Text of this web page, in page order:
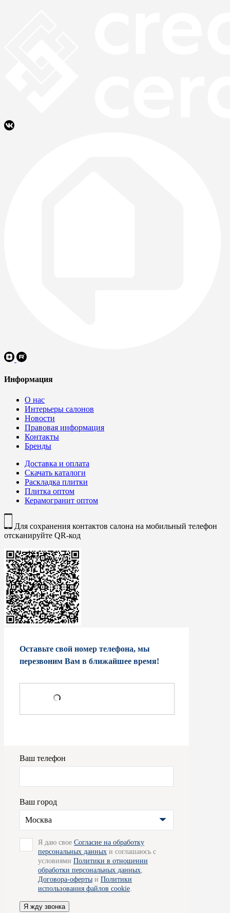
Информация
О нас
Интерьеры салонов
Новости
Правовая информация
Контакты
Бренды
Доставка и оплата
Скачать каталоги
Раскладка плитки
Плитка оптом
Керамогранит оптом
Для сохранения контактов салона на мобильный телефон
отсканируйте QR-код
Оставьте свой номер телефона, мы
перезвоним Вам в ближайшее время!
Ваш телефон
Ваш город
Москва
Я даю свое Согласие на обработку
персональных данных и соглашаюсь с
условиями Политики в отношении
обработки персональных данных
Договора-оферты и Политики
использования файлов cookie
Я жду звонка